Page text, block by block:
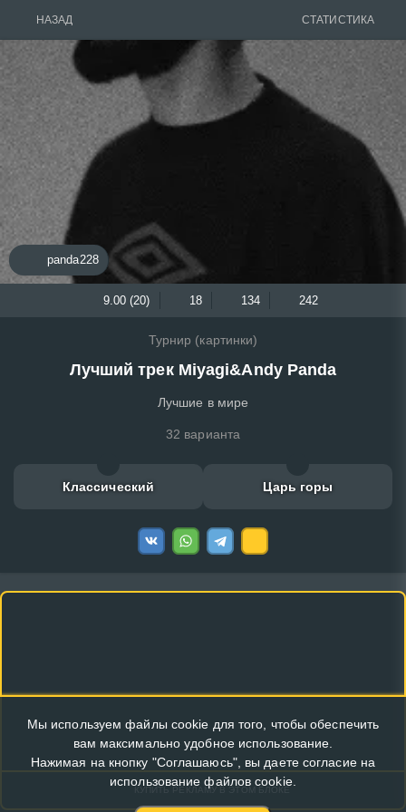
НАЗАД СТАТИСТИКА
panda228
9.00 (20) 18 134 242
Турнир (картинки)
Лучший трек Miyagi&Andy Panda
Лучшие в мире
32 варианта
Классический Царь горы
КУПИТЬ РЕКЛАМУ В ЭТОМ БЛОКЕ
Мы используем файлы cookie для того, чтобы обеспечить
вам максимально удобное использование.
Нажимая на кнопку "Соглашаюсь", вы даете согласие на
использование файлов cookie.